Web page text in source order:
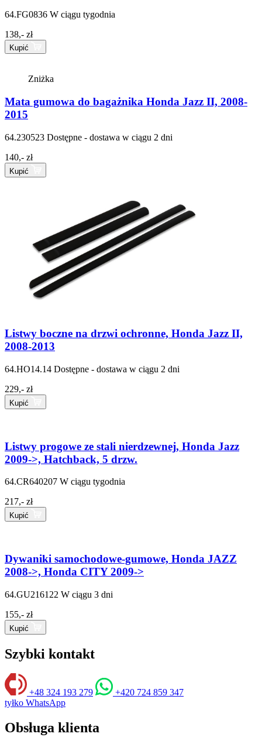
64.FG0836 W ciągu tygodnia
138,- zł
Kupić
Zniżka
Mata gumowa do bagażnika Honda Jazz II, 2008-
2015
64.230523 Dostępne - dostawa w ciągu 2 dni
140,- zł
Kupić
Listwy boczne na drzwi ochronne, Honda Jazz II,
2008-2013
64.HO14.14 Dostępne - dostawa w ciągu 2 dni
229,- zł
Kupić
Listwy progowe ze stali nierdzewnej, Honda Jazz
2009->, Hatchback, 5 drzw.
64.CR640207 W ciągu tygodnia
217,- zł
Kupić
Dywaniki samochodowe-gumowe, Honda JAZZ
2008->, Honda CITY 2009->
64.GU216122 W ciągu 3 dni
155,- zł
Kupić
Szybki kontakt
+48 324 193 279
+420 724 859 347
tyłko WhatsApp
Obsługa klienta